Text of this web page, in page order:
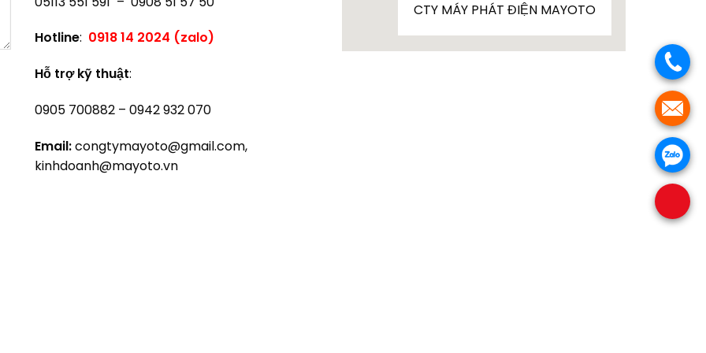
Hotline: 0918 14 2024 (zalo)
Hỗ trợ kỹ thuật:
0905 700882 – 0942 932 070
Email:congtymayoto@gmail.com,
kinhdoanh@mayoto.vn
CTY MÁY PHÁT ĐIỆN MAYOTO